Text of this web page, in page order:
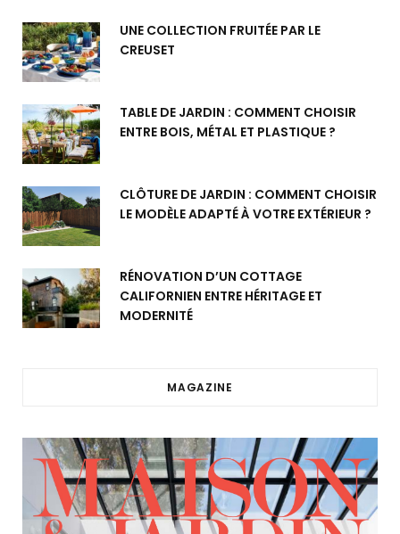
UNE COLLECTION FRUITÉE PAR LE
CREUSET
TABLE DE JARDIN : COMMENT CHOISIR
ENTRE BOIS, MÉTAL ET PLASTIQUE ?
CLÔTURE DE JARDIN : COMMENT CHOISIR
LE MODÈLE ADAPTÉ À VOTRE EXTÉRIEUR ?
RÉNOVATION D’UN COTTAGE
CALIFORNIEN ENTRE HÉRITAGE ET
MODERNITÉ
MAGAZINE